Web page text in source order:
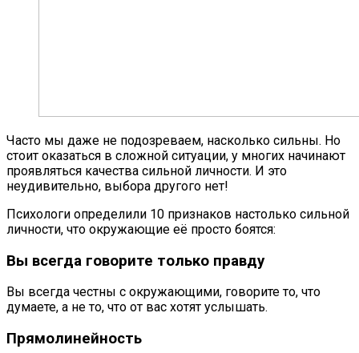
Часто мы даже не подозреваем, насколько сильны. Но
стоит оказаться в сложной ситуации, у многих начинают
проявляться качества сильной личности. И это
неудивительно, выбора другого нет!
Психологи определили 10 признаков настолько сильной
личности, что окружающие её просто боятся:
Вы всегда говорите только правду
Вы всегда честны с окружающими, говорите то, что
думаете, а не то, что от вас хотят услышать.
Прямолинейность